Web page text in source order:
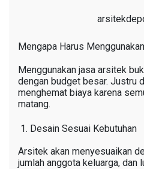
Mengapa Harus
Menggunakan jasa arsitek
dengan budget besar. Justru
menghemat biaya karena
matang.
Desain Sesuai Kebutuhan
Arsitek akan menyesuaikan
jumlah anggota keluarga, dan